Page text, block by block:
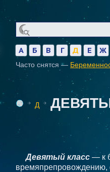
А Б В Г Д Е Ж
Часто снятся —
Д
Девятый класс — к
времяпрепровождению,